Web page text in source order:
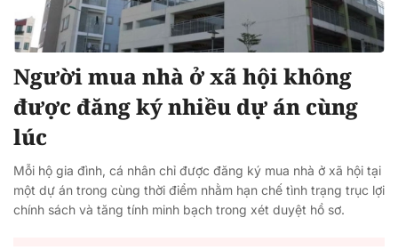
Người mua nhà ở xã hội không
được đăng ký nhiều dự án cùng
lúc
Mỗi hộ gia đình, cá nhân chỉ được đăng ký mua nhà ở xã hội tại
một dự án trong cùng thời điểm nhằm hạn chế tình trạng trục lợi
chính sách và tăng tính minh bạch trong xét duyệt hồ sơ.